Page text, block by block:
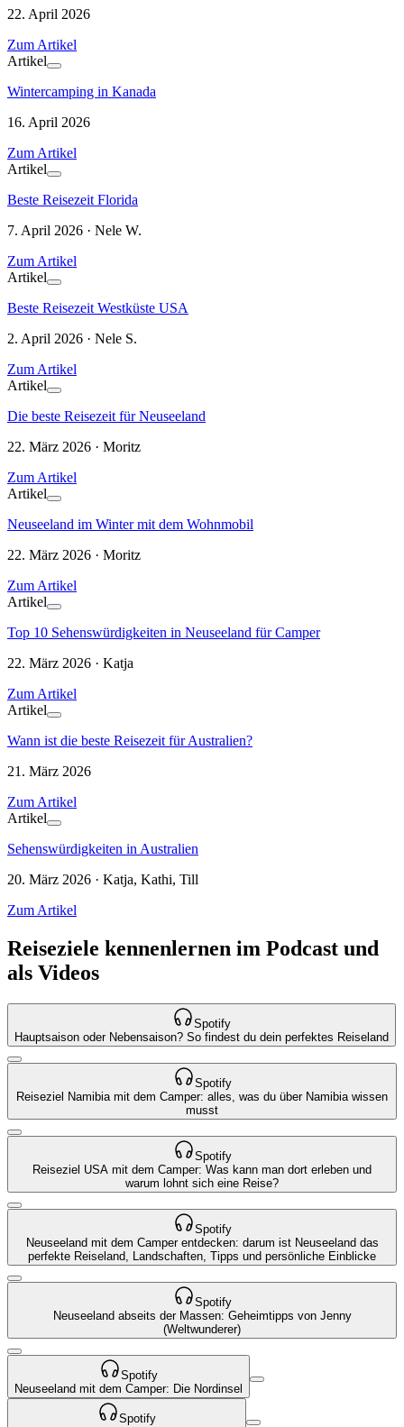
22. April 2026
Zum Artikel
Artikel
Wintercamping in Kanada
16. April 2026
Zum Artikel
Artikel
Beste Reisezeit Florida
7. April 2026 · Nele W.
Zum Artikel
Artikel
Beste Reisezeit Westküste USA
2. April 2026 · Nele S.
Zum Artikel
Artikel
Die beste Reisezeit für Neuseeland
22. März 2026 · Moritz
Zum Artikel
Artikel
Neuseeland im Winter mit dem Wohnmobil
22. März 2026 · Moritz
Zum Artikel
Artikel
Top 10 Sehenswürdigkeiten in Neuseeland für Camper
22. März 2026 · Katja
Zum Artikel
Artikel
Wann ist die beste Reisezeit für Australien?
21. März 2026
Zum Artikel
Artikel
Sehenswürdigkeiten in Australien
20. März 2026 · Katja, Kathi, Till
Zum Artikel
Reiseziele kennenlernen im Podcast und
als Videos
Spotify
Hauptsaison oder Nebensaison? So findest du dein perfektes Reiseland
Spotify
Reiseziel Namibia mit dem Camper: alles, was du über Namibia wissen
musst
Spotify
Reiseziel USA mit dem Camper: Was kann man dort erleben und
warum lohnt sich eine Reise?
Spotify
Neuseeland mit dem Camper entdecken: darum ist Neuseeland das
perfekte Reiseland, Landschaften, Tipps und persönliche Einblicke
Spotify
Neuseeland abseits der Massen: Geheimtipps von Jenny
(Weltwunderer)
Spotify
Neuseeland mit dem Camper: Die Nordinsel
Spotify